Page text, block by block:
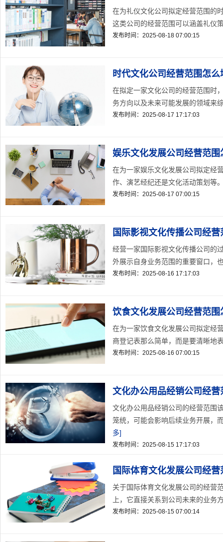
在为礼仪文化公司拟定经营范围的
这类公司的经营范围可以涵盖礼仪
发布时间：2025-08-18 07:00:15
时代文化公司经营范围怎
在拟定一家文化公司的经营范围时
务方向以及未来可能发展的领域来
发布时间：2025-08-17 17:17:03
娱乐文化发展公司经营范
在为一家娱乐文化发展公司拟定经
作、演艺经纪还是文化活动策划等
发布时间：2025-08-17 07:00:15
国际影视文化传播公司经
经营一家国际影视文化传播公司的
外展示自身业务范围的重要窗口，
发布时间：2025-08-16 17:17:03
饮食文化发展公司经营范
在为一家饮食文化发展公司拟定经
商登记表那么简单，而是要清晰地
发布时间：2025-08-16 07:00:15
文化办公用品经销公司经
文化办公用品经销公司的经营范围
笼统，可能会影响后续业务开展，
多]
发布时间：2025-08-15 17:17:03
国际体育文化发展公司经
关于国际体育文化发展公司的经营
上，它直接关系到公司未来的业务
发布时间：2025-08-15 07:00:14